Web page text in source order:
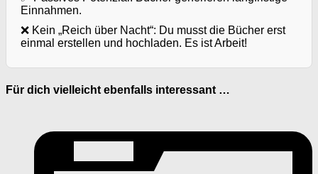
Einnahmen.
❌ Kein „Reich über Nacht“: Du musst die Bücher erst
einmal erstellen und hochladen. Es ist Arbeit!
Für dich vielleicht ebenfalls interessant …